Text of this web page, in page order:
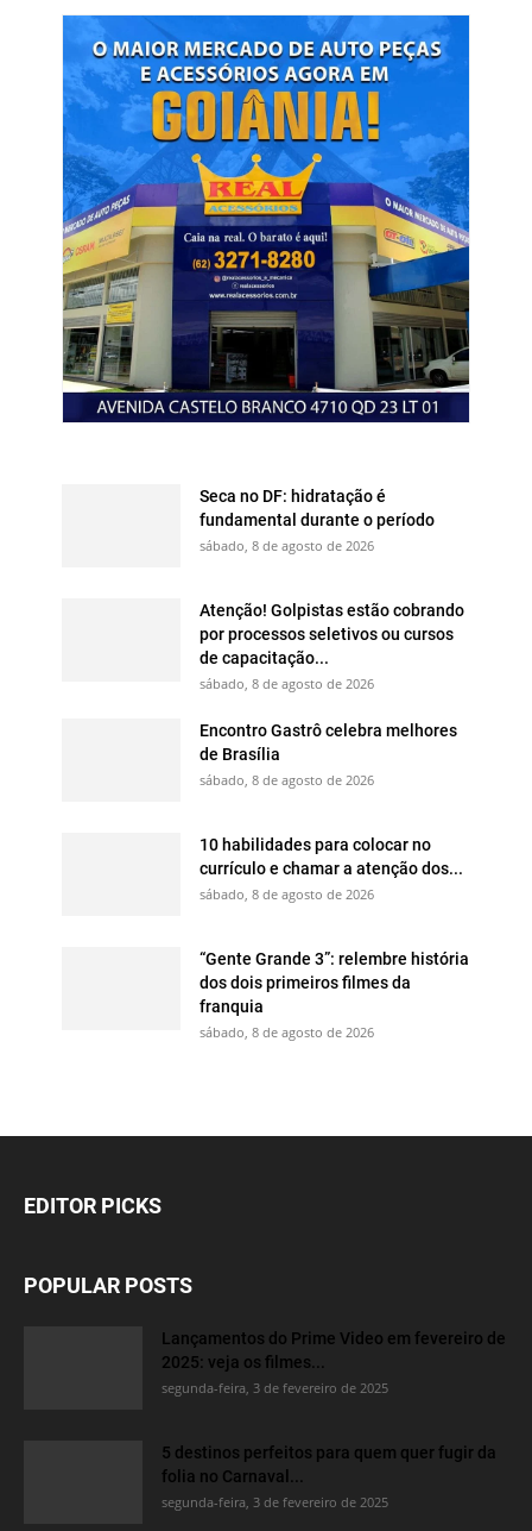
Seca no DF: hidratação é
fundamental durante o período
sábado, 8 de agosto de 2026
Atenção! Golpistas estão cobrando
por processos seletivos ou cursos
de capacitação...
sábado, 8 de agosto de 2026
Encontro Gastrô celebra melhores
de Brasília
sábado, 8 de agosto de 2026
10 habilidades para colocar no
currículo e chamar a atenção dos...
sábado, 8 de agosto de 2026
“Gente Grande 3”: relembre história
dos dois primeiros filmes da
franquia
sábado, 8 de agosto de 2026
EDITOR PICKS
POPULAR POSTS
Lançamentos do Prime Video em fevereiro de
2025: veja os filmes...
segunda-feira, 3 de fevereiro de 2025
5 destinos perfeitos para quem quer fugir da
folia no Carnaval...
segunda-feira, 3 de fevereiro de 2025